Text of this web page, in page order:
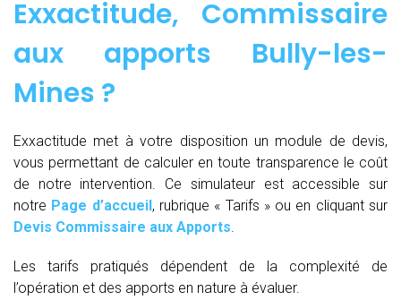
Exxactitude, Commissaire
aux apports Bully-les-
Mines ?
Exxactitude met à votre disposition un module de devis,
vous permettant de calculer en toute transparence le coût
de notre intervention. Ce simulateur est accessible sur
notre Page d’accueil, rubrique « Tarifs » ou en cliquant sur
Devis Commissaire aux Apports.
Les tarifs pratiqués dépendent de la complexité de
l’opération et des apports en nature à évaluer.